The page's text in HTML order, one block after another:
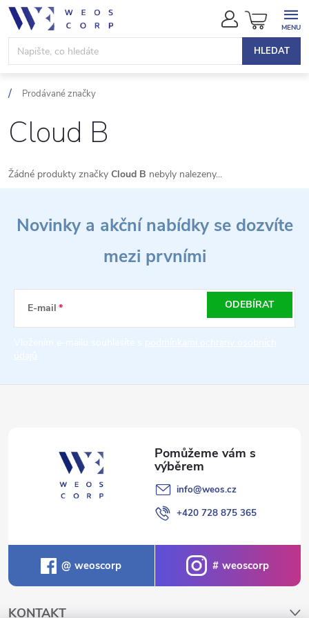
Přejít
obsah
HLEDAT
NÁKUPNÍ
KOŠÍK
Prodávané značky
Cloud B
Žádné produkty značky Cloud B nebyly nalezeny...
í
Novinky a akční nabídky se dozvíte
mezi prvními
E-mail ODEBÍRAT
info@weos.cz
+420 728 875 365
weoscorp weoscorp
KONTAKT